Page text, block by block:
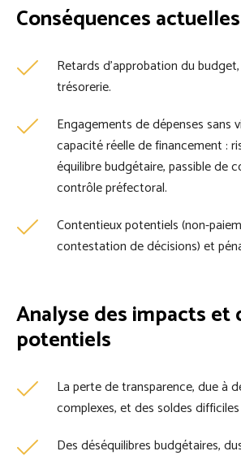
Conséquences
Retards d’approbation du
trésorerie.
Engagements de dépenses sans
capacité réelle de financement :
équilibre budgétaire, passible de
contrôle préfectoral.
Contentieux potentiels (non-
contestation de décisions) et
Analyse des impacts et
potentiels
La perte de transparence, due à
complexes, et des soldes
Des déséquilibres budgétaires,